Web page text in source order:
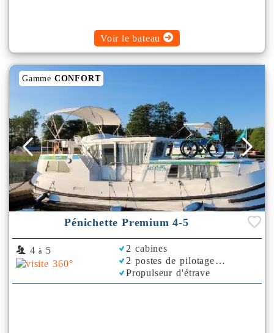
Voir le bateau
Gamme CONFORT
Pénichette Premium 4-5
4 à 5
2 cabines
2 postes de pilotage
Propulseur d'étrave